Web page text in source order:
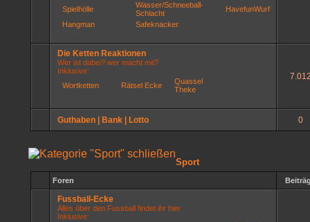
Spielhölle
Wasser/Schneeball-
Schlacht
HavefunWurf
Hangman
Safeknacker
Die Ketten Reaktionen
Wer ist dabei? wer macht mit?
Inklusive:
Wortketten
Rätsel Ecke
Quassel
Theke
Guthaben | Bank | Lotto 0
Sport
Foren
Fussball-Ecke
Alles über den Fussball findet ihr hier
Inklusive: